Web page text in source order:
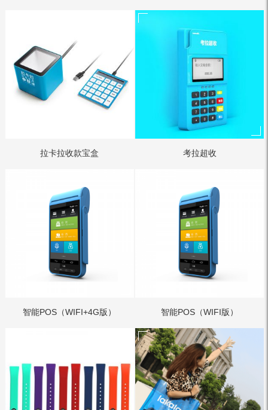
拉卡拉收款宝盒 考拉超收
智能POS（WIFI+4G版） 智能POS（WIFI版）